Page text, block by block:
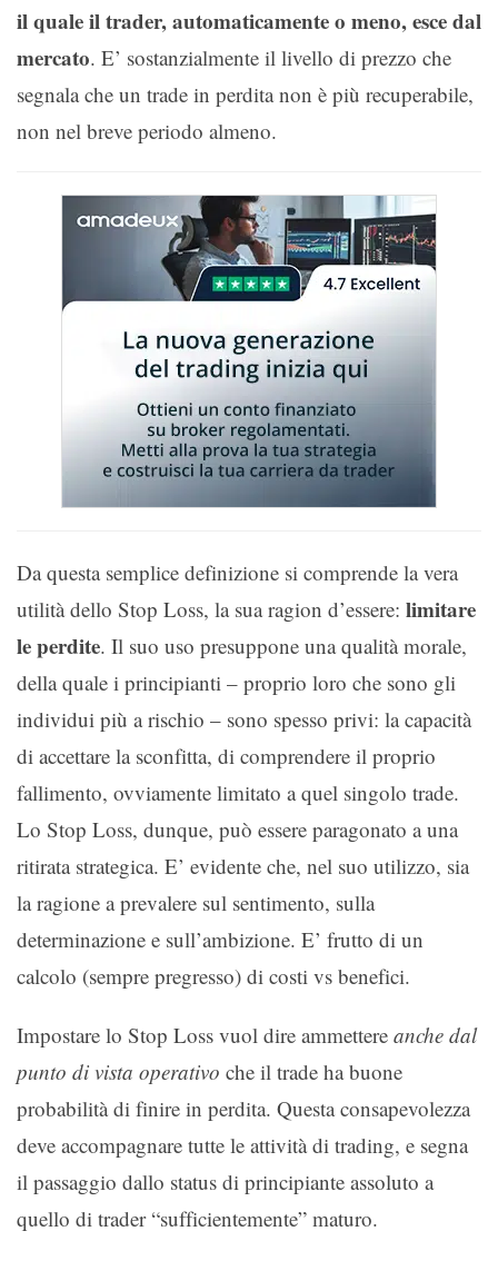
il quale il trader, automaticamente o meno, esce dal
mercato. E’ sostanzialmente il livello di prezzo che
segnala che un trade in perdita non è più recuperabile,
non nel breve periodo almeno.
Da questa semplice definizione si comprende la vera
utilità dello Stop Loss, la sua ragion d’essere: limitare
le perdite. Il suo uso presuppone una qualità morale,
della quale i principianti – proprio loro che sono gli
individui più a rischio – sono spesso privi: la capacità
di accettare la sconfitta, di comprendere il proprio
fallimento, ovviamente limitato a quel singolo trade.
Lo Stop Loss, dunque, può essere paragonato a una
ritirata strategica. E’ evidente che, nel suo utilizzo, sia
la ragione a prevalere sul sentimento, sulla
determinazione e sull’ambizione. E’ frutto di un
calcolo (sempre pregresso) di costi vs benefici.
Impostare lo Stop Loss vuol dire ammettere anche dal
punto di vista operativo che il trade ha buone
probabilità di finire in perdita. Questa consapevolezza
deve accompagnare tutte le attività di trading, e segna
il passaggio dallo status di principiante assoluto a
quello di trader “sufficientemente” maturo.